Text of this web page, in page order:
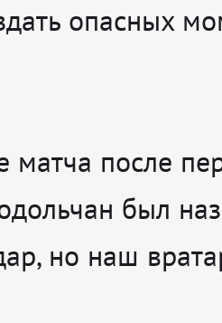
опасных
матча после
был
но наш